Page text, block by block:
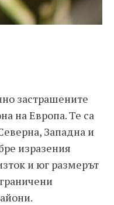
застрашените
на Европа. Те са
Западна и
изразения
и юг размерът